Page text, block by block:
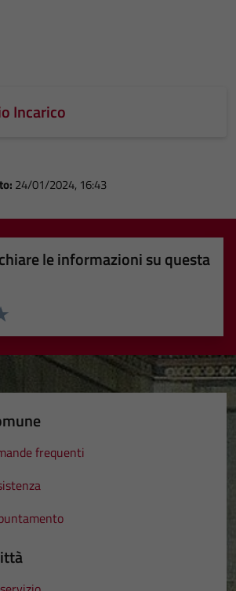
Incarico
24/01/2024, 16:43
le informazioni su questa
5 stelle su 5
4 stelle su 5
su 5
su 5
5
frequenti